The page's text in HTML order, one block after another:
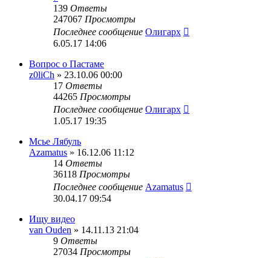
139 Ответы
247067 Просмотры
Последнее сообщение Олигарх
6.05.17 14:06
Вопрос о Пастаме
z0liCh » 23.10.06 00:00
17 Ответы
44265 Просмотры
Последнее сообщение Олигарх
1.05.17 19:35
Мсье Лябуль
Azamatus » 16.12.06 11:12
14 Ответы
36118 Просмотры
Последнее сообщение Azamatus
30.04.17 09:54
Ищу видео
van Ouden » 14.11.13 21:04
9 Ответы
27034 Просмотры